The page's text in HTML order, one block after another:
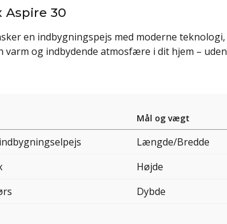
30
en indbygningspejs med moderne teknologi,
og indbydende atmosfære i dit hjem – uden
Mål og vægt
Længde/Bredde
Højde
Dybde